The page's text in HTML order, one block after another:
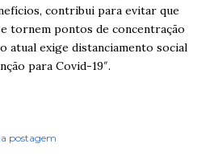
contribui para evitar que
tornem pontos de concentração
atual exige distanciamento social
para Covid-19″.
postagem